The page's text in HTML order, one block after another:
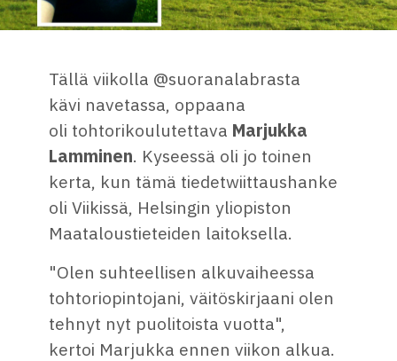
Tällä viikolla @suoranalabrasta
kävi navetassa, oppaana
oli tohtorikoulutettava Marjukka
Lamminen. Kyseessä oli jo toinen
kerta, kun tämä tiedetwiittaushanke
oli Viikissä, Helsingin yliopiston
Maataloustieteiden laitoksella.
"Olen suhteellisen alkuvaiheessa
tohtoriopintojani, väitöskirjaani olen
tehnyt nyt puolitoista vuotta",
kertoi Marjukka ennen viikon alkua.